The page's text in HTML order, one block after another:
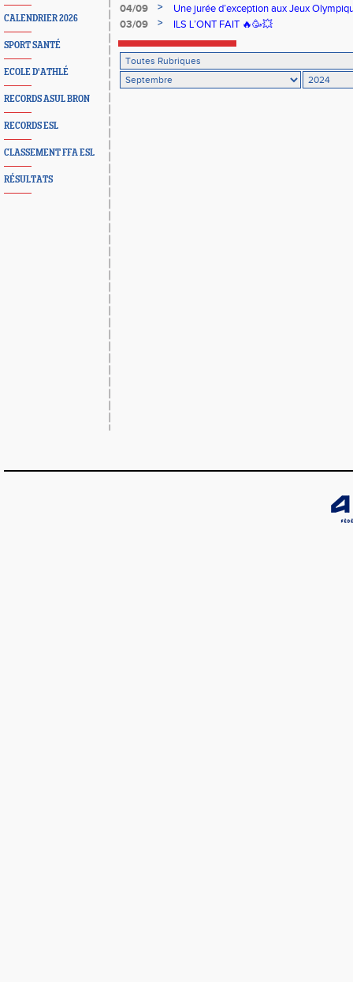
CALENDRIER 2026
SPORT SANTÉ
ECOLE D'ATHLÉ
RECORDS ASUL BRON
RECORDS ESL
CLASSEMENT FFA ESL
RÉSULTATS
04/09
>
Une jurée d’exception aux Jeux
03/09
> ILS L’ONT FAIT 🔥🥳💥